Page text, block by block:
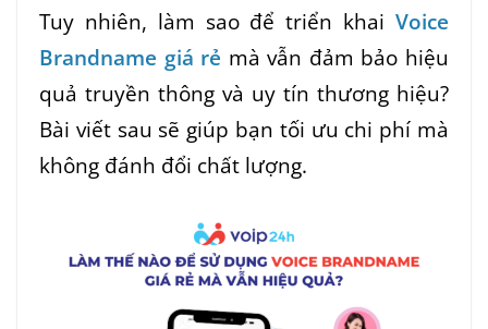
Tuy nhiên, làm sao để triển khai Voice
Brandname giá rẻ mà vẫn đảm bảo hiệu
quả truyền thông và uy tín thương hiệu?
Bài viết sau sẽ giúp bạn tối ưu chi phí mà
không đánh đổi chất lượng.